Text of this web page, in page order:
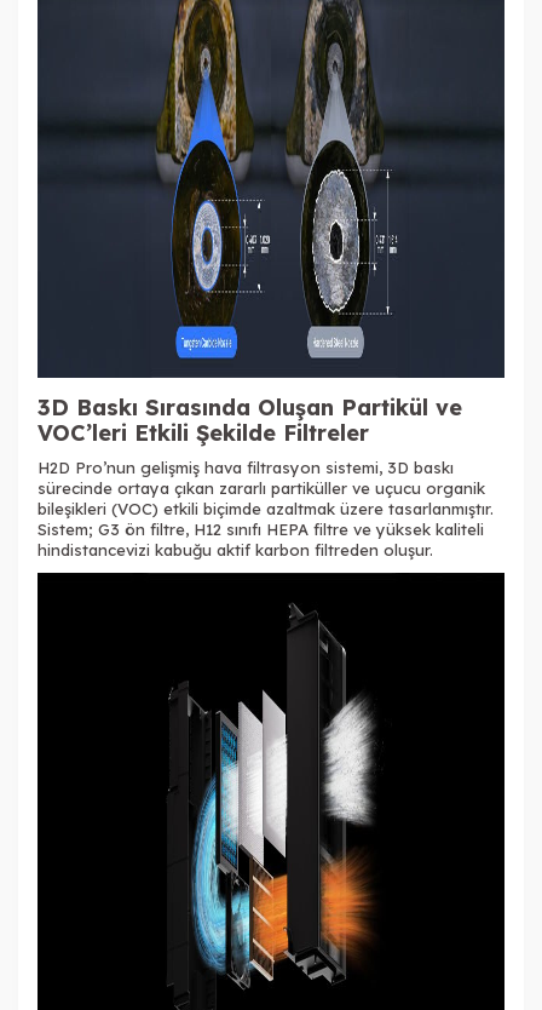
3D Baskı Sırasında Oluşan Partikül ve
VOC’leri Etkili Şekilde Filtreler
H2D Pro’nun gelişmiş hava filtrasyon sistemi, 3D baskı
sürecinde ortaya çıkan zararlı partiküller ve uçucu organik
bileşikleri (VOC) etkili biçimde azaltmak üzere tasarlanmıştır.
Sistem; G3 ön filtre, H12 sınıfı HEPA filtre ve yüksek kaliteli
hindistancevizi kabuğu aktif karbon filtreden oluşur.